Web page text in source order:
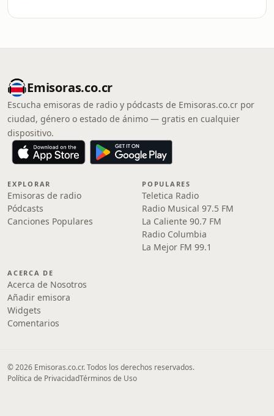
Emisoras.co.cr
Escucha emisoras de radio y pódcasts de Emisoras.co.cr por
ciudad, género o estado de ánimo — gratis en cualquier
dispositivo.
EXPLORAR
Emisoras de radio
Pódcasts
Canciones Populares
POPULARES
Teletica Radio
Radio Musical 97.5 FM
La Caliente 90.7 FM
Radio Columbia
La Mejor FM 99.1
ACERCA DE
Acerca de Nosotros
Añadir emisora
Widgets
Comentarios
© 2026 Emisoras.co.cr. Todos los derechos reservados.
Política de PrivacidadTérminos de Uso